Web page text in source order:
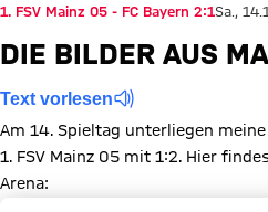
1. FSV Mainz 05 - FC Bayern 2:1Sa.,
DIE BILDER AUS
Text vorlesen
Am 14. Spieltag unterliegen
1. FSV Mainz 05 mit 1:2. Hier
Arena: